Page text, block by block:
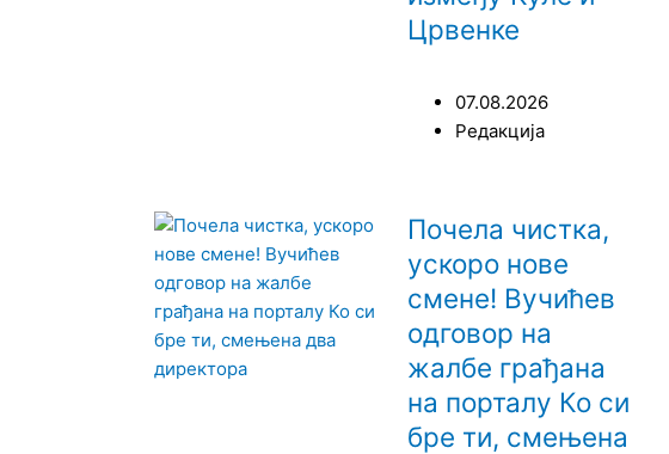
Црвенке
07.08.2026
Редакција
Почела чистка,
ускоро нове
смене! Вучићев
одговор на
жалбе грађана
на порталу Ко си
бре ти, смењена